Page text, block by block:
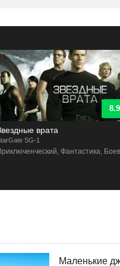
8.9
врата
SG-1
Фантастика,
Маленькие